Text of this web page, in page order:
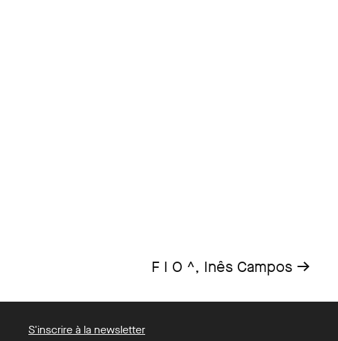
F I O ^, Inês Campos →
S'inscrire à la newsletter